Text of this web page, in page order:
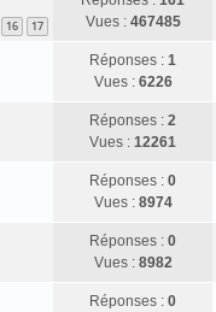
16 17
Vues : 467485
Réponses : 1
Vues : 6226
Réponses : 2
Vues : 12261
Réponses : 0
Vues : 8974
Réponses : 0
Vues : 8982
Réponses : 0